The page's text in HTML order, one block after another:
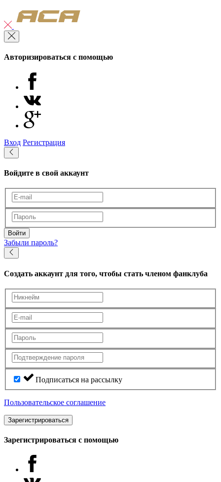
Авторизироваться с помощью
Вход Регистрация
Войдите в свой аккаунт
Войти
Забыли пароль?
Создать аккаунт для того, чтобы стать членом фанклуба
Подписаться на рассылку
Пользовательское соглашение
Зарегистрироваться
Зарегистрироваться с помощью